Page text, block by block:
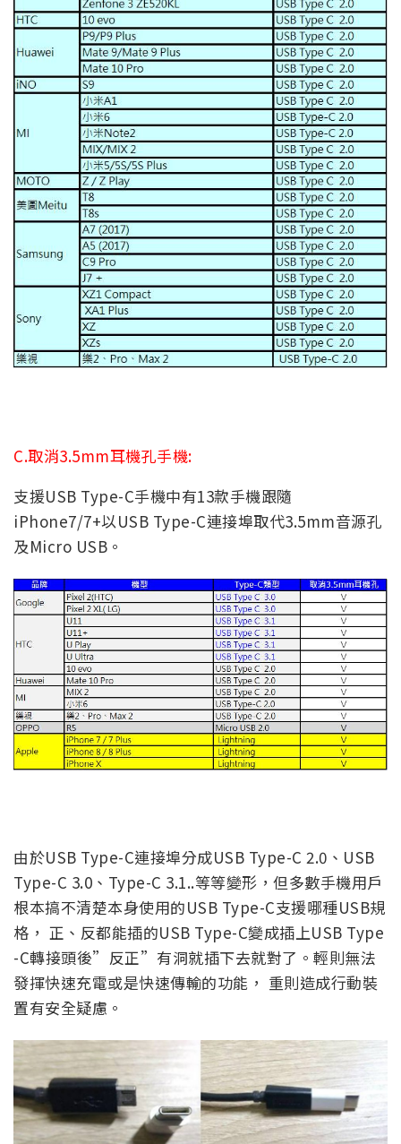
C.取消3.5mm耳機孔手機:
支援USB Type-C手機中有13款手機跟隨
iPhone7/7+以USB Type-C連接埠取代3.5mm音源孔
及Micro USB。
由於USB Type-C連接埠分成USB Type-C 2.0 、USB
Type-C 3.0、Type-C 3.1..等等變形，但多數手機用戶
根本搞不清楚本身使用的USB Type-C支援哪種USB規
格， 正、反都能插的USB Type-C變成插上USB Type
-C轉接頭後”反正”有洞就插下去就對了。輕則無法
發揮快速充電或是快速傳輸的功能， 重則造成行動裝
置有安全疑慮。